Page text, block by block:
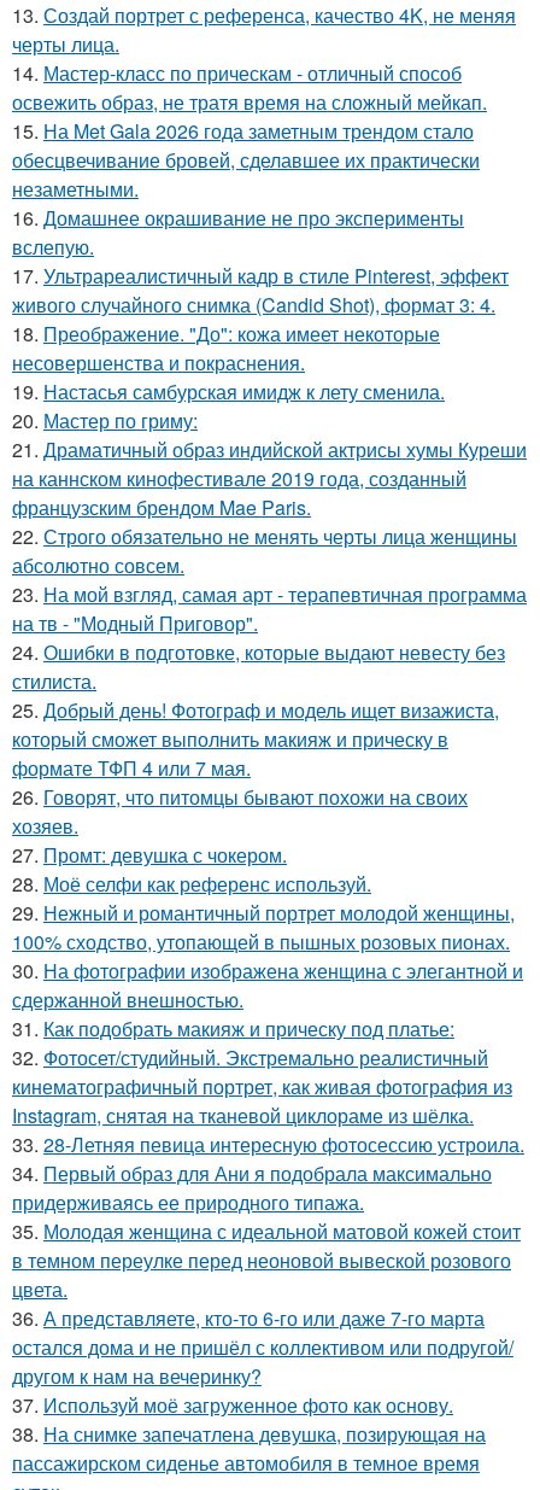
13. Создай портрет с референса, качество 4K, не меняя
черты лица.
14. Мастер-класс по прическам - отличный способ
освежить образ, не тратя время на сложный мейкап.
15. На Met Gala 2026 года заметным трендом стало
обесцвечивание бровей, сделавшее их практически
незаметными.
16. Домашнее окрашивание не про эксперименты
вслепую.
17. Ультрареалистичный кадр в стиле Pinterest, эффект
живого случайного снимка (Candid Shot), формат 3: 4.
18. Преображение. "До": кожа имеет некоторые
несовершенства и покраснения.
19. Настасья самбурская имидж к лету сменила.
20. Мастер по гриму:
21. Драматичный образ индийской актрисы хумы Куреши
на каннском кинофестивале 2019 года, созданный
французским брендом Mae Paris.
22. Строго обязательно не менять черты лица женщины
абсолютно совсем.
23. На мой взгляд, самая арт - терапевтичная программа
на тв - "Модный Приговор".
24. Ошибки в подготовке, которые выдают невесту без
стилиста.
25. Добрый день! Фотограф и модель ищет визажиста,
который сможет выполнить макияж и прическу в
формате ТФП 4 или 7 мая.
26. Говорят, что питомцы бывают похожи на своих
хозяев.
27. Промт: девушка с чокером.
28. Моё селфи как референс используй.
29. Нежный и романтичный портрет молодой женщины,
100% сходство, утопающей в пышных розовых пионах.
30. На фотографии изображена женщина с элегантной и
сдержанной внешностью.
31. Как подобрать макияж и прическу под платье:
32. Фотосет/студийный. Экстремально реалистичный
кинематографичный портрет, как живая фотография из
Instagram, снятая на тканевой циклораме из шёлка.
33. 28-Летняя певица интересную фотосессию устроила.
34. Первый образ для Ани я подобрала максимально
придерживаясь ее природного типажа.
35. Молодая женщина с идеальной матовой кожей стоит
в темном переулке перед неоновой вывеской розового
цвета.
36. А представляете, кто-то 6-го или даже 7-го марта
остался дома и не пришёл с коллективом или подругой/
другом к нам на вечеринку?
37. Используй моё загруженное фото как основу.
38. На снимке запечатлена девушка, позирующая на
пассажирском сиденье автомобиля в темное время